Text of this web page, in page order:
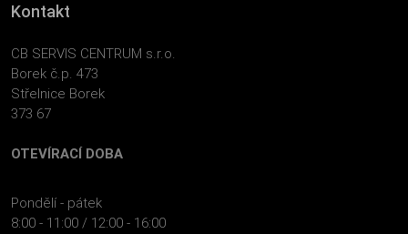
Kontakt
CB SERVIS CENTRUM s.r.o.
Borek č.p. 473
Střelnice Borek
373 67
OTEVÍRACÍ DOBA
Pondělí - pátek
8:00 - 11:00 / 12:00 - 16:00